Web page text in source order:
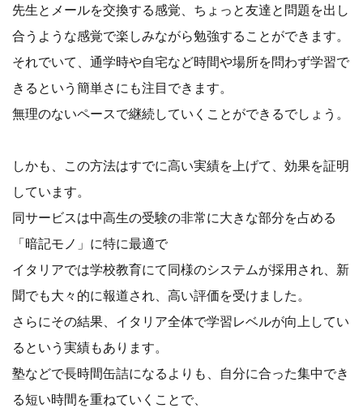
先生とメールを交換する感覚、ちょっと友達と問題を出し
合うような感覚で楽しみながら勉強することができます。
それでいて、通学時や自宅など時間や場所を問わず学習で
きるという簡単さにも注目できます。
無理のないペースで継続していくことができるでしょう。
しかも、この方法はすでに高い実績を上げて、効果を証明
しています。
同サービスは中高生の受験の非常に大きな部分を占める
「暗記モノ」に特に最適で
イタリアでは学校教育にて同様のシステムが採用され、新
聞でも大々的に報道され、高い評価を受けました。
さらにその結果、イタリア全体で学習レベルが向上してい
るという実績もあります。
塾などで長時間缶詰になるよりも、自分に合った集中でき
る短い時間を重ねていくことで、